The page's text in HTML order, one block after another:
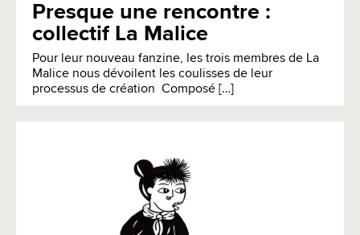
Presque une rencontre :
collectif La Malice
Pour leur nouveau fanzine, les trois membres de La
Malice nous dévoilent les coulisses de leur
processus de création Composé […]